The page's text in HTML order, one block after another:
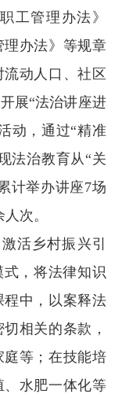
工管理办法》
理办法》等规章
动人口、社区
展“法治讲座进
动，通过“精准
法治教育从“关
计举办讲座7场
次。
活乡村振兴引
，将法律知识
中，以案释法
相关的条款，
等；在技能培
水肥一体化等